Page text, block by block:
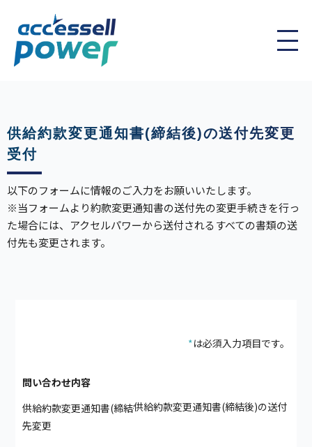
供給約款変更通知書(締結後)の送付先変更
受付
以下のフォームに情報のご入力をお願いいたします。
※当フォームより約款変更通知書の送付先の変更手続きを行っ
た場合には、アクセルパワーから送付されるすべての書類の送
付先も変更されます。
*は必須入力項目です。
問い合わせ内容
供給約款変更通知書(締結後)の送付
先変更